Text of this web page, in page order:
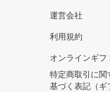
運営会社
利用規約
オンラインギフ
特定商取引に関
基づく表記（ギ